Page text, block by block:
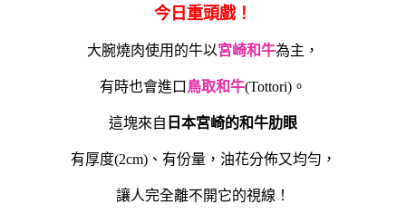
今日重頭戲！
大腕燒肉使用的牛以宮崎和牛為主，
有時也會進口 鳥取和牛(Tottori)。
這塊來自 日本宮崎的和牛肋眼
有厚度(2cm)、有份量，油花分佈又均勻，
讓人完全離不開它的視線！